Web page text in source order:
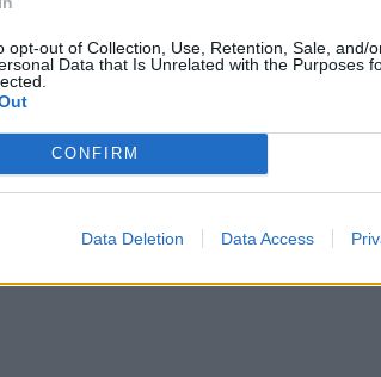
opt-out of Collection, Use, Retention, Sale, and/
Data that Is Unrelated with the Purposes
CONFIRM
Data Deletion Data Access
Ιούνιο ότι οι ρυθμοί παραγωγής στο
Αύγουστο, ενώ σύμφωνα με τις
θα μειωθεί στις
Με δεδομένες τις ελλείψεις σε
και το 2023 οπότε και ηFord
Focus αν και δεν αποκλείεται το
η οποία αποτελεί μια νέα περιπλοκή